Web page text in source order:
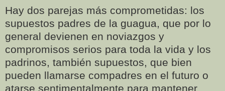
Hay dos parejas más comprometidas: los
supuestos padres de la guagua, que por lo
general devienen en noviazgos y
compromisos serios para toda la vida y los
padrinos, también supuestos, que bien
pueden llamarse compadres en el futuro o
atarse sentimentalmente para mantener